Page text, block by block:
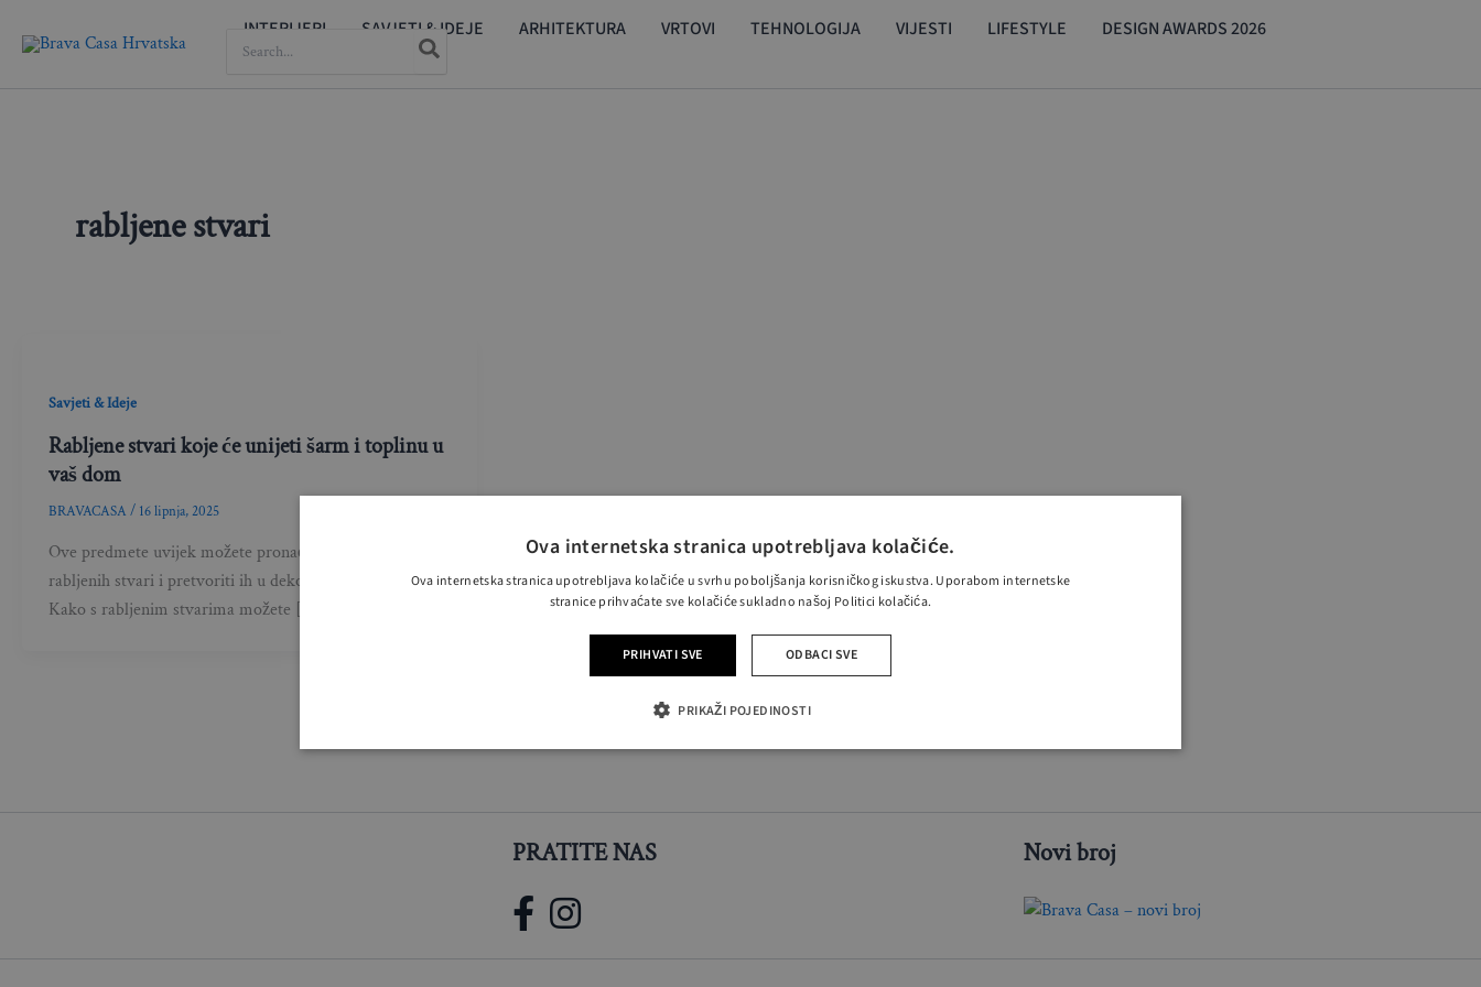
INTERIJERI SAVJETI & IDEJE ARHITEKTURA VRTOVI TEHNOLOGIJA VIJESTI LIFESTYLE DESIGN AWARDS 2026
FOR:
rabljene stvari
Savjeti & Ideje
Rabljene stvari koje će unijeti šarm i toplinu u
vaš dom
BRAVACASA / 16 lipnja, 2025
Ove predmete uvijek možete pronaći u trgovinama
rabljenih stvari i pretvoriti ih u dekorativne dragulje.
Kako s rabljenim stvarima možete […]
PRATITE NAS Novi broj
Ova internetska stranica upotrebljava kolačiće.
Ova internetska stranica upotrebljava kolačiće u svrhu poboljšanja korisničkog iskustva. Uporabom internetske
stranice prihvaćate sve kolačiće sukladno našoj Politici kolačića.
PRIHVATI SVE ODBACI SVE
PRIKAŽI POJEDINOSTI